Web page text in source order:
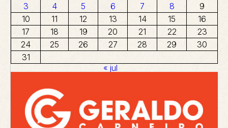
3 4 5 6 7 8
9
10
11 12 13 14 15
16
17
18 19 20 21 22
23
24
25 26 27 28 29
30
31
« jul